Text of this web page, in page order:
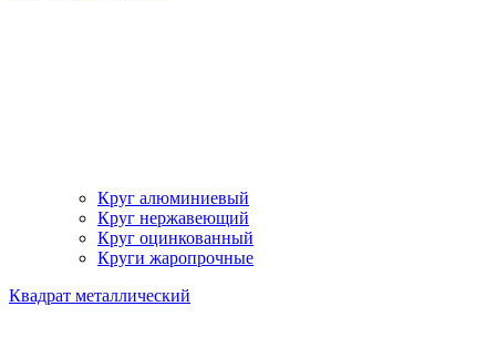
Круг алюминиевый
Круг нержавеющий
Круг оцинкованный
Круги жаропрочные
Квадрат металлический